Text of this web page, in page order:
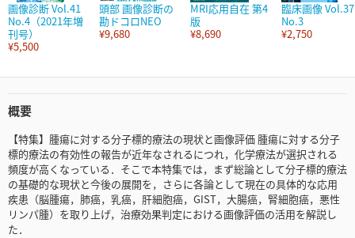
画像診断 Vol.41
No.4（2021年増
刊号）
¥5,500
頭部 画像診断の
勘ドコロNEO
¥9,680
MRI応用自在 第4
版
¥8,690
臨床画像 Vol.37
No.3
¥2,750
概要
【特集】腫瘍に対する分子標的療法の現状と画像評価 腫瘍に対する分子
標的療法の有効性の報告が近年なされるにつれ，化学療法が選択される
頻度が高くなっている．そこで本特集では，まず総論として分子標的療法
の基礎的な現状と今後の展開を，さらに各論として現在の具体的な応用
疾患（脳腫瘍，肺癌，乳癌，肝細胞癌，GIST，大腸癌，腎細胞癌，悪性
リンパ腫）を取り上げ，治療効果判定における画像評価の活用を解説し
た．